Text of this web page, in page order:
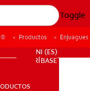
Toggle
NI (ES)
SUSCRÍBASE
Productos